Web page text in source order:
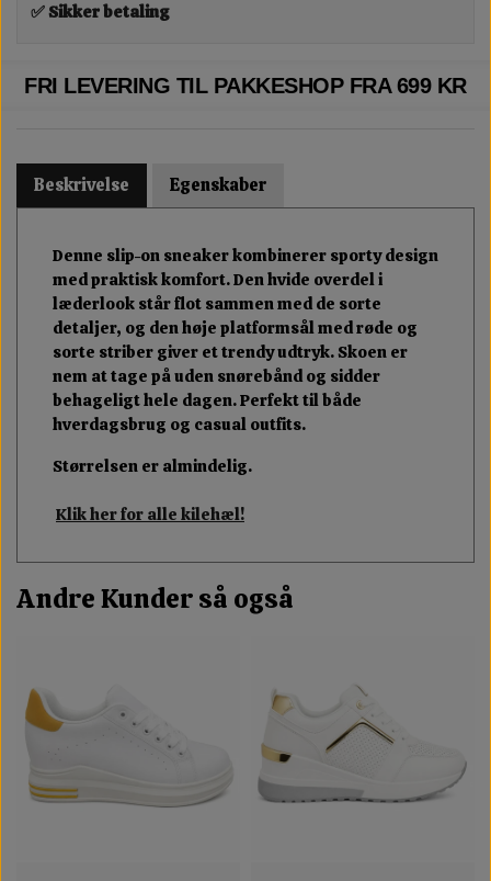
✅ Sikker betaling
FRI LEVERING TIL PAKKESHOP FRA 699 KR
Beskrivelse Egenskaber
Denne slip-on sneaker kombinerer sporty design
med praktisk komfort. Den hvide overdel i
læderlook står flot sammen med de sorte
detaljer, og den høje platformsål med røde og
sorte striber giver et trendy udtryk. Skoen er
nem at tage på uden snørebånd og sidder
behageligt hele dagen. Perfekt til både
hverdagsbrug og casual outfits.
Størrelsen er almindelig.
Klik her for alle kilehæl!
Andre Kunder så også